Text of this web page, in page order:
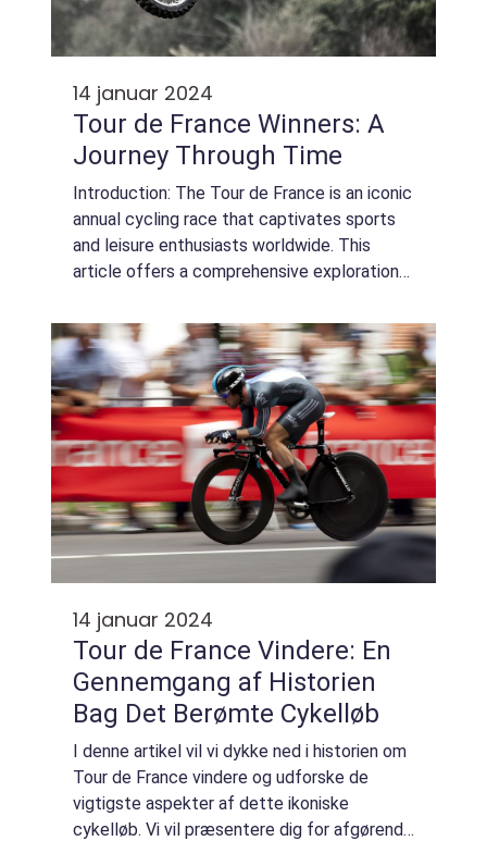
14 januar 2024
Tour de France Winners: A
Journey Through Time
Introduction: The Tour de France is an iconic
annual cycling race that captivates sports
and leisure enthusiasts worldwide. This
article offers a comprehensive exploration
crucial aspects for those interes...
14 januar 2024
Tour de France Vindere: En
Gennemgang af Historien
Bag Det Berømte Cykelløb
I denne artikel vil vi dykke ned i historien om
Tour de France vindere og udforske de
vigtigste aspekter af dette ikoniske
cykelløb. Vi vil præsentere dig for afgørende